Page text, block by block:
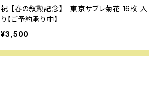
祝 【春の叙勲記念】 東京サブレ菊花 16枚 入
り【ご予約承り中】
¥3,500